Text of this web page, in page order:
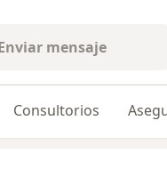
mensaje
Consultorios